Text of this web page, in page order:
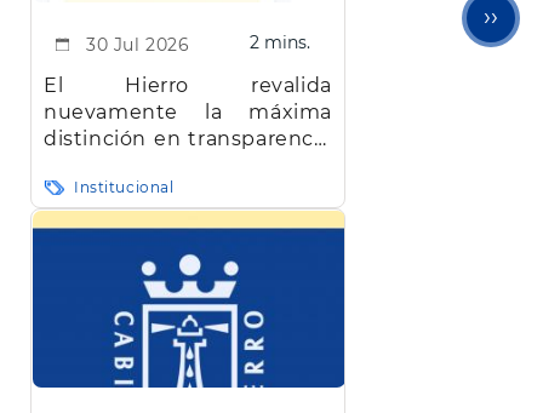
30 Jul 2026 2 mins.
El Hierro revalida
nuevamente la máxima
distinción en transparencia
Institucional
››